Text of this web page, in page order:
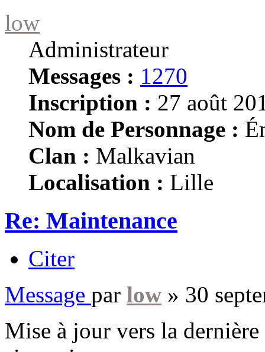
low
Administrateur
Messages : 1270
Inscription : 27 août
Nom de Personnage :
Clan : Malkavian
Localisation : Lille
Re: Maintenance
Citer
Message par low » 30
Mise à jour vers la